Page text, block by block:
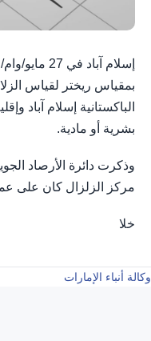
بمقياس ريختر لقياس
الباكستانية إسلام آباد
بشرية أو مادية.
وذكرت دائرة الأرصاد
مركز الزلزال كان على عمق 18 كيلومترًا في إقليم
خلا
وكالة أنباء الإمارات